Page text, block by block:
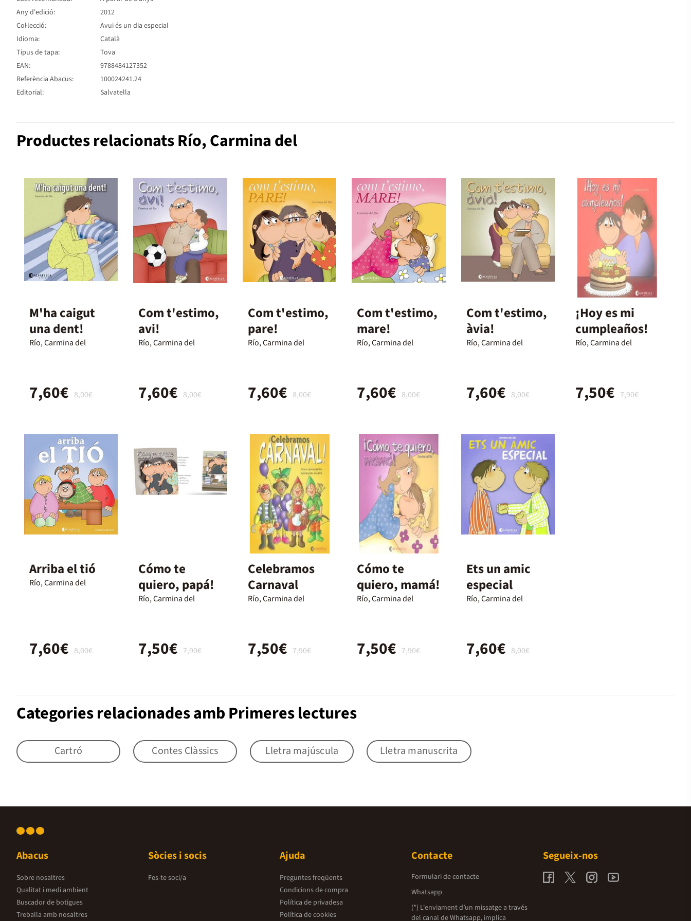
Any d'edició:
2012
Col·lecció:
Avui és un dia especial
Idioma:
Català
Tipus de tapa:
Tova
EAN:
9788484127352
Referència Abacus:
100024241.24
Editorial:
Salvatella
Productes relacionats Río, Carmina del
M'ha caigut
una dent!
Río, Carmina del
8,00€
7,60€
Com t'estimo,
avi!
Río, Carmina del
8,00€
7,60€
Com t'estimo,
pare!
Río, Carmina del
8,00€
7,60€
Com t'estimo,
mare!
Río, Carmina del
8,00€
7,60€
Com t'estimo,
àvia!
Río, Carmina del
8,00€
7,60€
¡Hoy es mi
cumpleaños!
Río, Carmina del
7,90€
7,50€
Arriba el tió
Río, Carmina del
8,00€
7,60€
Cómo te
quiero, papá!
Río, Carmina del
7,90€
7,50€
Celebramos
Carnaval
Río, Carmina del
7,90€
7,50€
Cómo te
quiero, mamá!
Río, Carmina del
7,90€
7,50€
Ets un amic
especial
Río, Carmina del
8,00€
7,60€
Categories relacionades amb Primeres lectures
Cartró Contes Clàssics Lletra majúscula Lletra manuscrita
Abacus
Sobre nosaltres
Qualitat i medi ambient
Buscador de botigues
Treballa amb nosaltres
Sòcies i socis
Fes-te soci/a
Ajuda
Preguntes freqüents
Condicions de compra
Política de privadesa
Política de cookies
Contacte
Formulari de contacte
Whatsapp
(*) L'enviament d’un missatge a través
del canal de Whatsapp, implica
Segueix-nos